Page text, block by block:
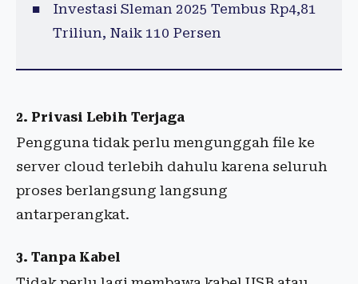
Investasi Sleman 2025 Tembus Rp4,81
Triliun, Naik 110 Persen
2. Privasi Lebih Terjaga
Pengguna tidak perlu mengunggah file ke
server cloud terlebih dahulu karena seluruh
proses berlangsung langsung
antarperangkat.
3. Tanpa Kabel